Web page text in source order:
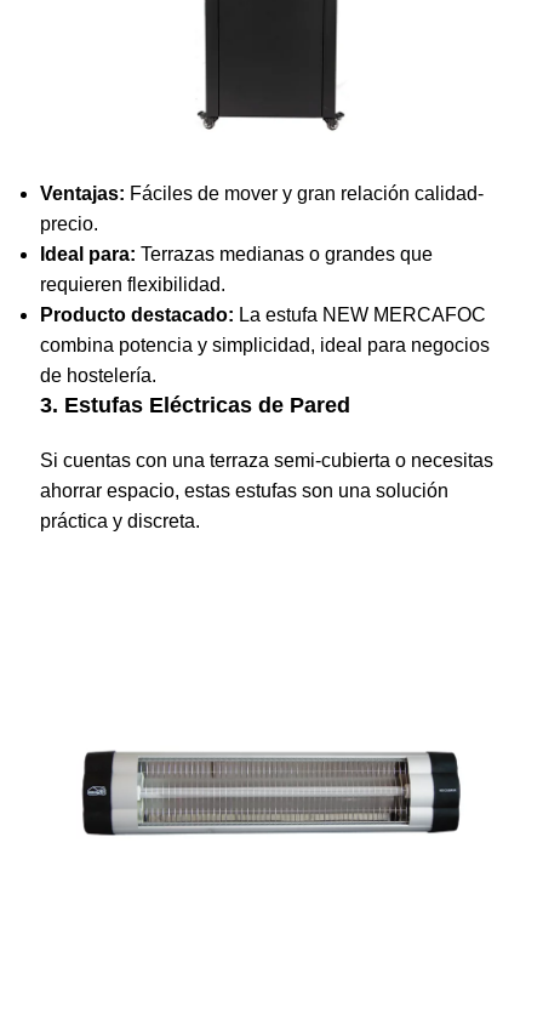
Ventajas: Fáciles de mover y gran relación calidad-
precio.
Ideal para: Terrazas medianas o grandes que
requieren flexibilidad.
Producto destacado: La estufa NEW MERCAFOC
combina potencia y simplicidad, ideal para negocios
de hostelería.
3. Estufas Eléctricas de Pared
Si cuentas con una terraza semi-cubierta o necesitas
ahorrar espacio, estas estufas son una solución
práctica y discreta.